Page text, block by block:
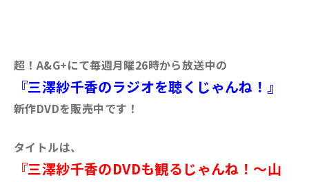
超！A&G+にて毎週月曜26時から放送中の
『三澤紗千香のラジオを聴くじゃんね！』
新作DVDを販売中です！
タイトルは、
『三澤紗千香のDVDも観るじゃんね！～山